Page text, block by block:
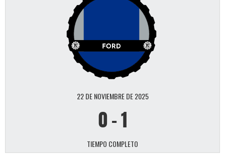
22 DE NOVIEMBRE DE 2025
0-1
TIEMPO COMPLETO